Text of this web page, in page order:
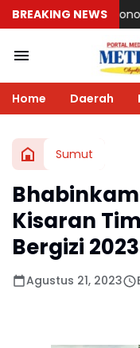
BREAKING NEWS
Tetapkan
Home Daerah
Sumut
Kisaran
Bergizi 2023
Agustus 21, 2023